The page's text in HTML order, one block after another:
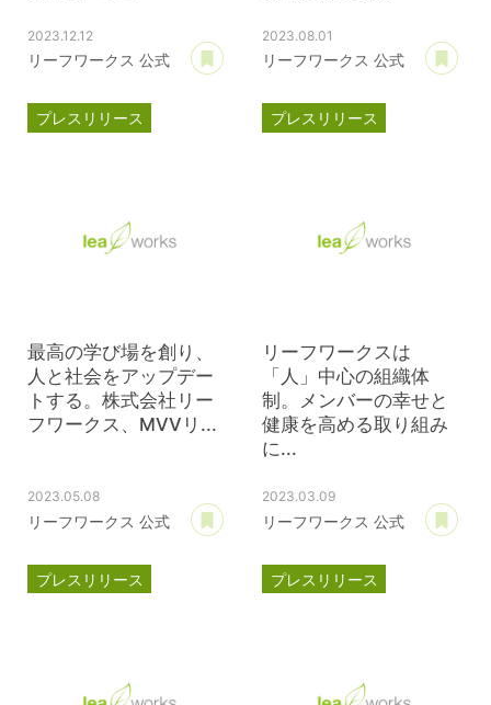
2023.12.12
リーフワークス 公式
あとで読む
プレスリリース
2023.08.01
リーフワークス 公式
プレスリリース
最高の学び場を創り、
人と社会をアップデー
トする。株式会社リー
フワークス、MVVリ...
2023.05.08
リーフワークス 公式
あとで読む
プレスリリース
リーフワークスは
「人」中心の組織体
制。メンバーの幸せと
健康を高める取り組み
に...
2023.03.09
リーフワークス 公式
プレスリリース